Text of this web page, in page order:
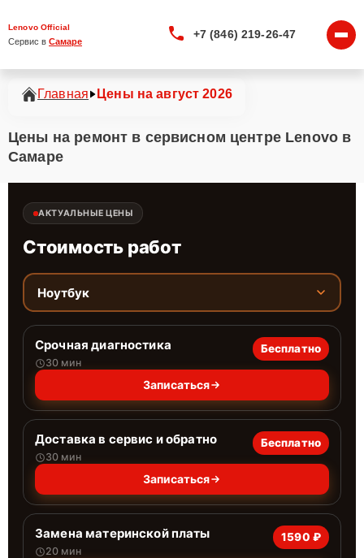
Lenovo Official
Сервис в Самаре
+7 (846) 219-26-47
Главная Цены на август 2026
Цены на ремонт в сервисном центре Lenovo в
Самаре
АКТУАЛЬНЫЕ ЦЕНЫ
Стоимость работ
Ноутбук
Срочная диагностика
30 мин
Бесплатно
Записаться
Доставка в сервис и обратно
30 мин
Бесплатно
Записаться
Замена материнской платы
20 мин
1590 ₽